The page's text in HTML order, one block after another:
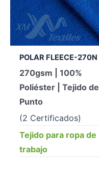
POLAR FLEECE-270N
270gsm | 100%
Poliéster | Tejido de
Punto
(2 Certificados)
Tejido para ropa de
trabajo